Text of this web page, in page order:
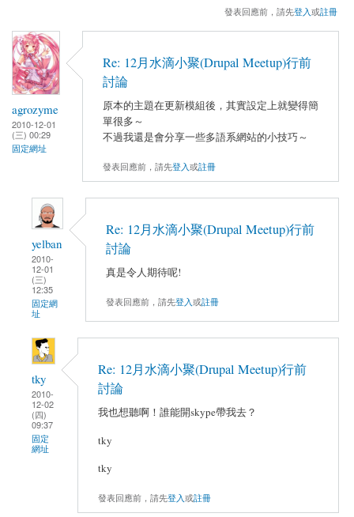
發表回應前，請先登入或註冊
agrozyme
2010-12-01
(三) 00:29
固定網址
Re: 12月水滴小聚(Drupal Meetup)行前
討論
原本的主題在更新模組後，其實設定上就變得簡
單很多～
不過我還是會分享一些多語系網站的小技巧～
發表回應前，請先登入或註冊
yelban
2010-
12-01
(三)
12:35
固定網
址
Re: 12月水滴小聚(Drupal Meetup)行前
討論
真是令人期待呢!
發表回應前，請先登入或註冊
tky
2010-
12-02
(四)
09:37
固定
網址
Re: 12月水滴小聚(Drupal Meetup)行前
討論
我也想聽啊！誰能開skype帶我去？
tky
tky
發表回應前，請先登入或註冊